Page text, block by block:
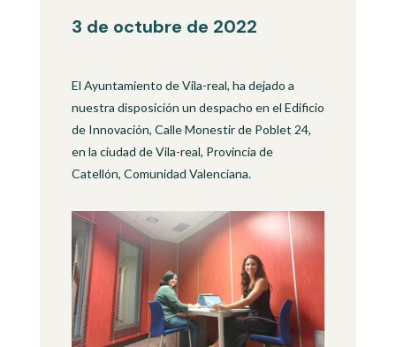
3 de octubre de 2022
El Ayuntamiento de Vila-real, ha dejado a
nuestra disposición un despacho en el Edificio
de Innovación, Calle Monestir de Poblet 24,
en la ciudad de Vila-real, Provincia de
Catellón, Comunidad Valenciana.